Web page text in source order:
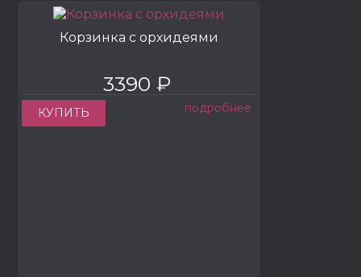
Корзинка с орхидеями
3390 ₽
КУПИТЬ подробнее